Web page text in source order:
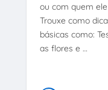
ou com quem
Trouxe como
básicas como:
as flores e …